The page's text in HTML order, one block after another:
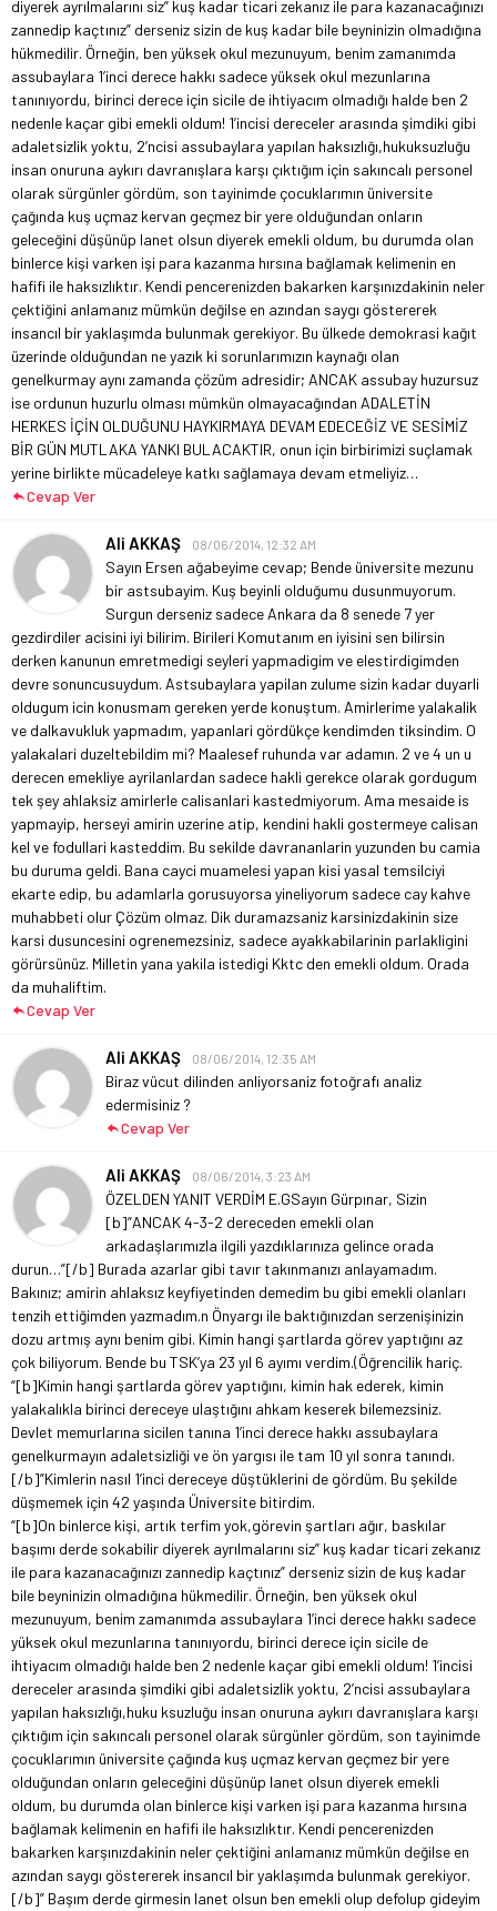
diyerek ayrılmalarını siz” kuş kadar ticari zekanız ile para kazanacağınızı
zannedip kaçtınız” derseniz sizin de kuş kadar bile beyninizin olmadığına
hükmedilir. Örneğin, ben yüksek okul mezunuyum, benim zamanımda
assubaylara 1’inci derece hakkı sadece yüksek okul mezunlarına
tanınıyordu, birinci derece için sicile de ihtiyacım olmadığı halde ben 2
nedenle kaçar gibi emekli oldum! 1’incisi dereceler arasında şimdiki gibi
adaletsizlik yoktu, 2’ncisi assubaylara yapılan haksızlığı,hukuksuzluğu
insan onuruna aykırı davranışlara karşı çıktığım için sakıncalı personel
olarak sürgünler gördüm, son tayinimde çocuklarımın üniversite
çağında kuş uçmaz kervan geçmez bir yere olduğundan onların
geleceğini düşünüp lanet olsun diyerek emekli oldum, bu durumda olan
binlerce kişi varken işi para kazanma hırsına bağlamak kelimenin en
hafifi ile haksızlıktır. Kendi pencerenizden bakarken karşınızdakinin neler
çektiğini anlamanız mümkün değilse en azından saygı göstererek
insancıl bir yaklaşımda bulunmak gerekiyor. Bu ülkede demokrasi kağıt
üzerinde olduğundan ne yazık ki sorunlarımızın kaynağı olan
genelkurmay aynı zamanda çözüm adresidir; ANCAK assubay huzursuz
ise ordunun huzurlu olması mümkün olmayacağından ADALETİN
HERKES İÇİN OLDUĞUNU HAYKIRMAYA DEVAM EDECEĞİZ VE SESİMİZ
BİR GÜN MUTLAKA YANKI BULACAKTIR, onun için birbirimizi suçlamak
yerine birlikte mücadeleye katkı sağlamaya devam etmeliyiz…
Cevap Ver
Ali AKKAŞ 08/06/2014, 12:32 AM
Sayın Ersen ağabeyime cevap; Bende üniversite mezunu
bir astsubayim. Kuş beyinli olduğumu dusunmuyorum.
Surgun derseniz sadece Ankara da 8 senede 7 yer
gezdirdiler acisini iyi bilirim. Birileri Komutanım en iyisini sen bilirsin
derken kanunun emretmedigi seyleri yapmadigim ve elestirdigimden
devre sonuncusuydum. Astsubaylara yapilan zulume sizin kadar duyarli
oldugum icin konusmam gereken yerde konuştum. Amirlerime yalakalik
ve dalkavukluk yapmadım, yapanlari gördükçe kendimden tiksindim. O
yalakalari duzeltebildim mi? Maalesef ruhunda var adamın. 2 ve 4 un u
derecen emekliye ayrilanlardan sadece hakli gerekce olarak gordugum
tek şey ahlaksiz amirlerle calisanlari kastedmiyorum. Ama mesaide is
yapmayip, herseyi amirin uzerine atip, kendini hakli gostermeye calisan
kel ve fodullari kasteddim. Bu sekilde davrananlarin yuzunden bu camia
bu duruma geldi. Bana cayci muamelesi yapan kisi yasal temsilciyi
ekarte edip, bu adamlarla gorusuyorsa yineliyorum sadece cay kahve
muhabbeti olur Çözüm olmaz. Dik duramazsaniz karsinizdakinin size
karsi dusuncesini ogrenemezsiniz, sadece ayakkabilarinin parlakligini
görürsünüz. Milletin yana yakila istedigi Kktc den emekli oldum. Orada
da muhaliftim.
Cevap Ver
Ali AKKAŞ 08/06/2014, 12:35 AM
Biraz vücut dilinden anliyorsaniz fotoğrafı analiz
edermisiniz ?
Cevap Ver
Ali AKKAŞ 08/06/2014, 3:23 AM
ÖZELDEN YANIT VERDİM E.GSayın Gürpınar, Sizin
[b]”ANCAK 4-3-2 dereceden emekli olan
arkadaşlarımızla ilgili yazdıklarınıza gelince orada
durun…”[/b] Burada azarlar gibi tavır takınmanızı anlayamadım.
Bakınız; amirin ahlaksız keyfiyetinden demedim bu gibi emekli olanları
tenzih ettiğimden yazmadım.n Önyargı ile baktığınızdan serzenişinizin
dozu artmış aynı benim gibi. Kimin hangi şartlarda görev yaptığını az
çok biliyorum. Bende bu TSK’ya 23 yıl 6 ayımı verdim.(Öğrencilik hariç.
“[b]Kimin hangi şartlarda görev yaptığını, kimin hak ederek, kimin
yalakalıkla birinci dereceye ulaştığını ahkam keserek bilemezsiniz.
Devlet memurlarına sicilen tanına 1’inci derece hakkı assubaylara
genelkurmayın adaletsizliği ve ön yargısı ile tam 10 yıl sonra tanındı.
[/b]”Kimlerin nasıl 1’inci dereceye düştüklerini de gördüm. Bu şekilde
düşmemek için 42 yaşında Üniversite bitirdim.
“[b]On binlerce kişi, artık terfim yok,görevin şartları ağır, baskılar
başımı derde sokabilir diyerek ayrılmalarını siz” kuş kadar ticari zekanız
ile para kazanacağınızı zannedip kaçtınız” derseniz sizin de kuş kadar
bile beyninizin olmadığına hükmedilir. Örneğin, ben yüksek okul
mezunuyum, benim zamanımda assubaylara 1’inci derece hakkı sadece
yüksek okul mezunlarına tanınıyordu, birinci derece için sicile de
ihtiyacım olmadığı halde ben 2 nedenle kaçar gibi emekli oldum! 1’incisi
dereceler arasında şimdiki gibi adaletsizlik yoktu, 2’ncisi assubaylara
yapılan haksızlığı,huku ksuzluğu insan onuruna aykırı davranışlara karşı
çıktığım için sakıncalı personel olarak sürgünler gördüm, son tayinimde
çocuklarımın üniversite çağında kuş uçmaz kervan geçmez bir yere
olduğundan onların geleceğini düşünüp lanet olsun diyerek emekli
oldum, bu durumda olan binlerce kişi varken işi para kazanma hırsına
bağlamak kelimenin en hafifi ile haksızlıktır. Kendi pencerenizden
bakarken karşınızdakinin neler çektiğini anlamanız mümkün değilse en
azından saygı göstererek insancıl bir yaklaşımda bulunmak gerekiyor.
[/b]” Başım derde girmesin lanet olsun ben emekli olup defolup gideyim